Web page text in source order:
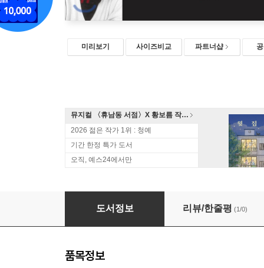
미리보기 사이즈비교 파트너샵
뮤지컬 〈휴남동 서점〉X 황보름 작가 북토크
2026 젊은 작가 1위 : 청예
기간 한정 특가 도서
오직, 예스24에서만
신혼여행
도서정보 리뷰/한줄평 (1/0)
품목정보